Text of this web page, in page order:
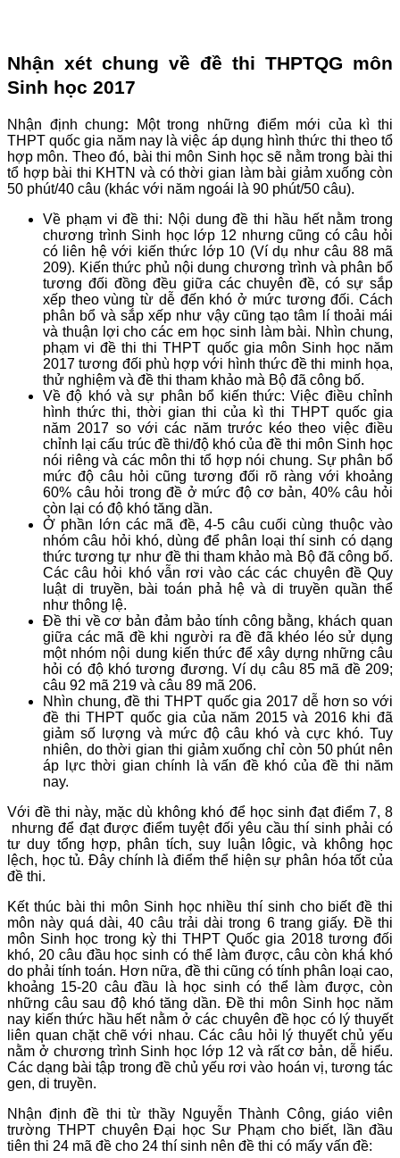
Nhận xét chung về đề thi THPTQG môn
Sinh học 2017
Nhận định chung: Một trong những điểm mới của kì thi
THPT quốc gia năm nay là việc áp dụng hình thức thi theo tổ
hợp môn. Theo đó, bài thi môn Sinh học sẽ nằm trong bài thi
tổ hợp bài thi KHTN và có thời gian làm bài giảm xuống còn
50 phút/40 câu (khác với năm ngoái là 90 phút/50 câu).
Về phạm vi đề thi: Nội dung đề thi hầu hết nằm trong
chương trình Sinh học lớp 12 nhưng cũng có câu hỏi
có liên hệ với kiến thức lớp 10 (Ví dụ như câu 88 mã
209). Kiến thức phủ nội dung chương trình và phân bổ
tương đối đồng đều giữa các chuyên đề, có sự sắp
xếp theo vùng từ dễ đến khó ở mức tương đối. Cách
phân bổ và sắp xếp như vậy cũng tạo tâm lí thoải mái
và thuận lợi cho các em học sinh làm bài. Nhìn chung,
phạm vi đề thi thi THPT quốc gia môn Sinh học năm
2017 tương đối phù hợp với hình thức đề thi minh họa,
thử nghiệm và đề thi tham khảo mà Bộ đã công bố.
Về độ khó và sự phân bổ kiến thức: Việc điều chỉnh
hình thức thi, thời gian thi của kì thi THPT quốc gia
năm 2017 so với các năm trước kéo theo việc điều
chỉnh lại cấu trúc đề thi/độ khó của đề thi môn Sinh học
nói riêng và các môn thi tổ hợp nói chung. Sự phân bổ
mức độ câu hỏi cũng tương đối rõ ràng với khoảng
60% câu hỏi trong đề ở mức độ cơ bản, 40% câu hỏi
còn lại có độ khó tăng dần.
Ở phần lớn các mã đề, 4-5 câu cuối cùng thuộc vào
nhóm câu hỏi khó, dùng để phân loại thí sinh có dạng
thức tương tự như đề thi tham khảo mà Bộ đã công bố.
Các câu hỏi khó vẫn rơi vào các các chuyên đề Quy
luật di truyền, bài toán phả hệ và di truyền quần thể
như thông lệ.
Đề thi về cơ bản đảm bảo tính công bằng, khách quan
giữa các mã đề khi người ra đề đã khéo léo sử dụng
một nhóm nội dung kiến thức để xây dựng những câu
hỏi có độ khó tương đương. Ví dụ câu 85 mã đề 209;
câu 92 mã 219 và câu 89 mã 206.
Nhìn chung, đề thi THPT quốc gia 2017 dễ hơn so với
đề thi THPT quốc gia của năm 2015 và 2016 khi đã
giảm số lượng và mức độ câu khó và cực khó. Tuy
nhiên, do thời gian thi giảm xuống chỉ còn 50 phút nên
áp lực thời gian chính là vấn đề khó của đề thi năm
nay.
Với đề thi này, mặc dù không khó để học sinh đạt điểm 7, 8
nhưng để đạt được điểm tuyệt đối yêu cầu thí sinh phải có
tư duy tổng hợp, phân tích, suy luận lôgic, và không học
lệch, học tủ. Đây chính là điểm thể hiện sự phân hóa tốt của
đề thi.
Kết thúc bài thi môn Sinh học nhiều thí sinh cho biết đề thi
môn này quá dài, 40 câu trải dài trong 6 trang giấy. Đề thi
môn Sinh học trong kỳ thi THPT Quốc gia 2018 tương đối
khó, 20 câu đầu học sinh có thể làm được, câu còn khá khó
do phải tính toán. Hơn nữa, đề thi cũng có tính phân loại cao,
khoảng 15-20 câu đầu là học sinh có thể làm được, còn
những câu sau độ khó tăng dần. Đề thi môn Sinh học năm
nay kiến thức hầu hết nằm ở các chuyên đề học có lý thuyết
liên quan chặt chẽ với nhau. Các câu hỏi lý thuyết chủ yếu
nằm ở chương trình Sinh học lớp 12 và rất cơ bản, dễ hiểu.
Các dạng bài tập trong đề chủ yếu rơi vào hoán vị, tương tác
gen, di truyền.
Nhận định đề thi từ thầy Nguyễn Thành Công, giáo viên
trường THPT chuyên Đại học Sư Phạm cho biết, lần đầu
tiên thi 24 mã đề cho 24 thí sinh nên đề thi có mấy vấn đề: